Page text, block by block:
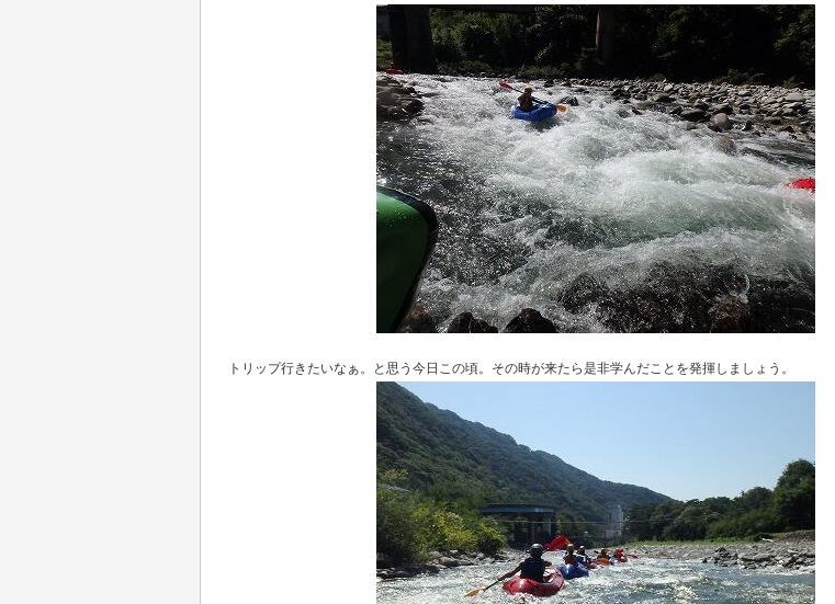
トリップ行きたいなぁ。と思う今日この頃。その時が来たら是非学んだことを発揮しましょう。